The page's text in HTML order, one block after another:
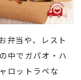
弁当や、レスト
中でガパオ・ハ
ロットラペな